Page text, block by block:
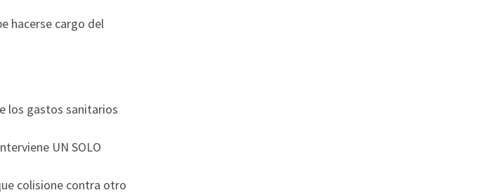
hacerse cargo del
los gastos sanitarios
UN SOLO
colisione contra otro